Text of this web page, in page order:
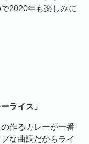
2020年も楽しみに
ライス」
作るカレーが一番
な曲調だからライ